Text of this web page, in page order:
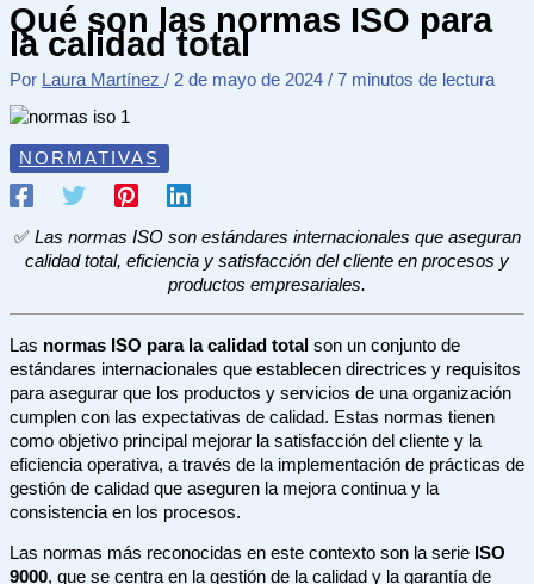
Qué son las normas ISO para
la calidad total
Por Laura Martínez / 2 de mayo de 2024 / 7 minutos de lectura
NORMATIVAS
✅ Las normas ISO son estándares internacionales que aseguran
calidad total, eficiencia y satisfacción del cliente en procesos y
productos empresariales.
Las normas ISO para la calidad total son un conjunto de
estándares internacionales que establecen directrices y requisitos
para asegurar que los productos y servicios de una organización
cumplen con las expectativas de calidad. Estas normas tienen
como objetivo principal mejorar la satisfacción del cliente y la
eficiencia operativa, a través de la implementación de prácticas de
gestión de calidad que aseguren la mejora continua y la
consistencia en los procesos.
Las normas más reconocidas en este contexto son la serie ISO
9000, que se centra en la gestión de la calidad y la garantía de